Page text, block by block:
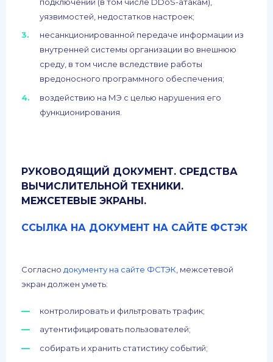
уязвимостей, недостатков настроек;
несанкционированной передаче информации из
внутренней системы организации во внешнюю
среду, в том числе вследствие работы
вредоносного программного обеспечения;
воздействию на МЭ с целью нарушения его
функционирования.
РУКОВОДЯЩИЙ ДОКУМЕНТ. СРЕДСТВА
ВЫЧИСЛИТЕЛЬНОЙ ТЕХНИКИ.
МЕЖСЕТЕВЫЕ ЭКРАНЫ.
ССЫЛКА НА ДОКУМЕНТ НА САЙТЕ ФСТЭК
Согласно документу на сайте ФСТЭК , межсетевой
экран должен уметь:
контролировать и фильтровать трафик;
аутентифицировать пользователей;
собирать и хранить статистику событий;